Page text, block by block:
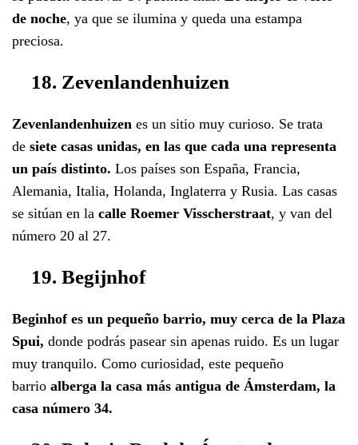
de noche, ya que se ilumina y queda una estampa
preciosa.
18. Zevenlandenhuizen
Zevenlandenhuizen es un sitio muy curioso. Se trata
de siete casas unidas, en las que cada una representa
un país distinto. Los países son España, Francia,
Alemania, Italia, Holanda, Inglaterra y Rusia. Las casas
se sitúan en la calle Roemer Visscherstraat, y van del
número 20 al 27.
19. Begijnhof
Beginhof es un pequeño barrio, muy cerca de la Plaza
Spui, donde podrás pasear sin apenas ruido. Es un lugar
muy tranquilo. Como curiosidad, este pequeño
barrio alberga la casa más antigua de Ámsterdam, la
casa número 34.